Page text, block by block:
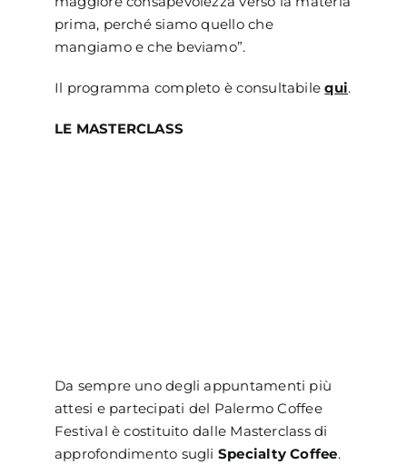
prima, perché siamo quello che
mangiamo e che beviamo”.
Il programma completo è consultabilequi.
LE MASTERCLASS
Da sempre uno degli appuntamenti più
attesi e partecipati del Palermo Coffee
Festival è costituito dalle Masterclass di
approfondimento sugli Specialty Coffee.